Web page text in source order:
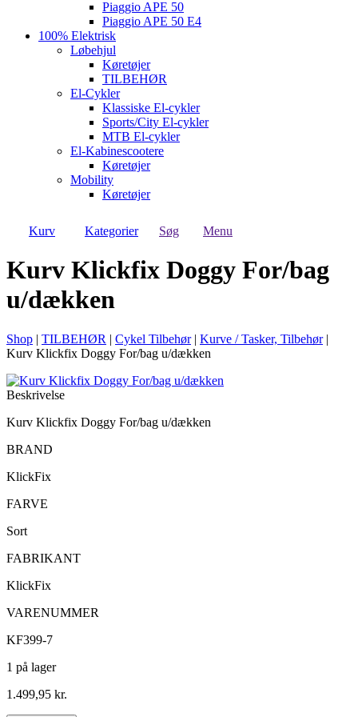
Piaggio APE 50
Piaggio APE 50 E4
100% Elektrisk
Løbehjul
Køretøjer
TILBEHØR
El-Cykler
Klassiske El-cykler
Sports/City El-cykler
MTB El-cykler
El-Kabinescootere
Køretøjer
Mobility
Køretøjer
Kurv Kategorier Søg Menu
Kurv Klickfix Doggy For/bag
u/dækken
Shop | TILBEHØR | Cykel Tilbehør| Kurve / Tasker, Tilbehør|
Kurv Klickfix Doggy For/bag u/dækken
Beskrivelse
Kurv Klickfix Doggy For/bag u/dækken
BRAND
KlickFix
FARVE
Sort
FABRIKANT
KlickFix
VARENUMMER
KF399-7
1 på lager
1.499,95 kr.